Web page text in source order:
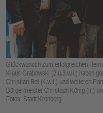
Glückwunsch zum erfolgreichen
Klaus Grabowski (2.u.3.v.li.) haben
Christian Bel (4.v.li.) und weiteren
Bürgermeister Christoph König (li.)
Fotos: Stadt Kronberg
N